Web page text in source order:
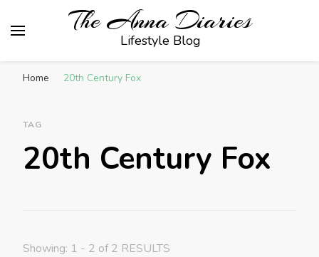
The Anna Diaries
Lifestyle Blog
Home 20th Century Fox
TAG
20th Century Fox
Showing: 1 - 2 of 2 RESULTS